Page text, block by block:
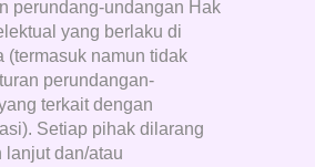
perundang-undangan Hak
yang berlaku di
(termasuk namun tidak
perundangan-
terkait dengan
Setiap pihak dilarang
lanjut dan/atau